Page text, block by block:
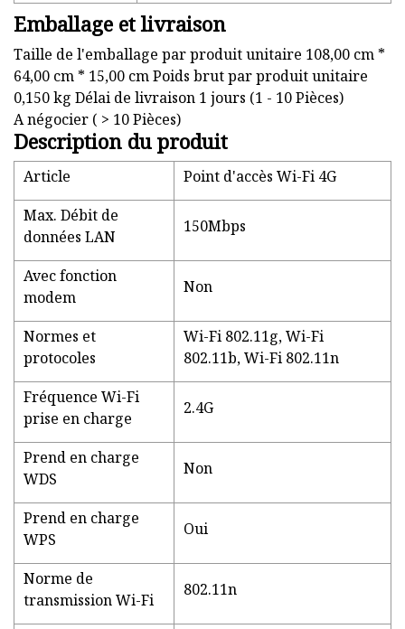
Emballage et livraison
Taille de l'emballage par produit unitaire 108,00 cm *
64,00 cm * 15,00 cm Poids brut par produit unitaire
0,150 kg Délai de livraison 1 jours (1 - 10 Pièces)
A négocier ( > 10 Pièces)
Description du produit
Article
Point d'accès Wi-Fi 4G
Max. Débit de
données LAN
150Mbps
Avec fonction
modem
Non
Normes et
protocoles
Wi-Fi 802.11g, Wi-Fi
802.11b, Wi-Fi 802.11n
Fréquence Wi-Fi
prise en charge
2.4G
Prend en charge
WDS
Non
Prend en charge
WPS
Oui
Norme de
transmission Wi-Fi
802.11n